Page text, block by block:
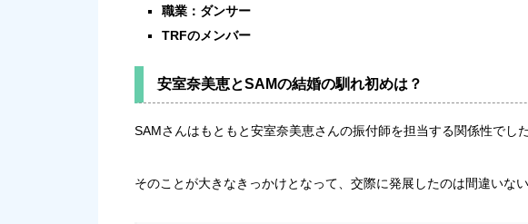
職業：ダンサー
TRFのメンバー
安室奈美恵とSAMの結婚の馴れ初めは？
SAMさんはもともと安室奈美恵さんの振付師を担当する関係性でした
そのことが大きなきっかけとなって、交際に発展したのは間違いな